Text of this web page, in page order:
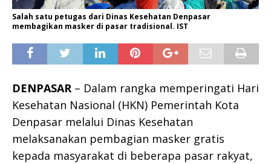
Salah satu petugas dari Dinas Kesehatan Denpasar
membagikan masker di pasar tradisional. IST
DENPASAR – Dalam rangka memperingati Hari
Kesehatan Nasional (HKN) Pemerintah Kota
Denpasar melalui Dinas Kesehatan
melaksanakan pembagian masker gratis
kepada masyarakat di beberapa pasar rakyat,